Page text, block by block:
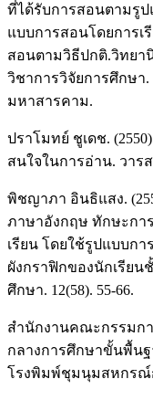
ที่ได้รับการสอนตามรู
แบบการสอนโดยการเ
สอนตามวิธีปกติ.วิทย
วิชาการวิจัยการศึกษ
มหาสารคาม.
ปราโมทย์ ชูเดช.
สนใจในการอ่าน. วาร
พิชญาภา อินธิแสง.
ภาษาอังกฤษ ทักษะกา
เรียน โดยใช้รูปแบบก
ผังกราฟิกของนักเรีย
ศึกษา. 12(58). 55-66.
สำนักงานคณะกรรมก
กลางการศึกษาขั้นพื้นฐ
โรงพิมพ์ชุมนุมสหกรณ์